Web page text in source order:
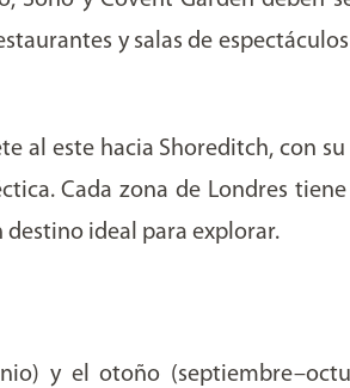
y salas de
al este hacia Shoreditch, con
Cada zona de Londres
ideal para explorar.
y el otoño